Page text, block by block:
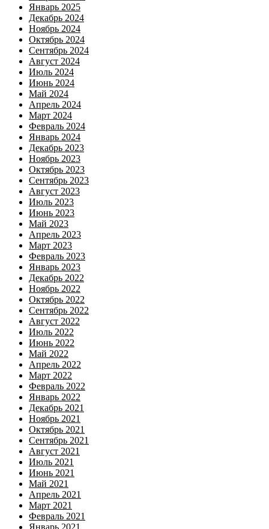
Январь 2025
Декабрь 2024
Ноябрь 2024
Октябрь 2024
Сентябрь 2024
Август 2024
Июль 2024
Июнь 2024
Май 2024
Апрель 2024
Март 2024
Февраль 2024
Январь 2024
Декабрь 2023
Ноябрь 2023
Октябрь 2023
Сентябрь 2023
Август 2023
Июль 2023
Июнь 2023
Май 2023
Апрель 2023
Март 2023
Февраль 2023
Январь 2023
Декабрь 2022
Ноябрь 2022
Октябрь 2022
Сентябрь 2022
Август 2022
Июль 2022
Июнь 2022
Май 2022
Апрель 2022
Март 2022
Февраль 2022
Январь 2022
Декабрь 2021
Ноябрь 2021
Октябрь 2021
Сентябрь 2021
Август 2021
Июль 2021
Июнь 2021
Май 2021
Апрель 2021
Март 2021
Февраль 2021
Январь 2021